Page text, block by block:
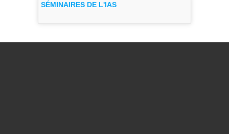
SÉMINAIRES DE L'IAS